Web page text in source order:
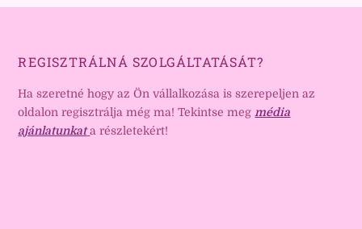
REGISZTRÁLNÁ SZOLGÁLTATÁSÁT?
Ha szeretné hogy az Ön vállalkozása is szerepeljen az
oldalon regisztrálja még ma! Tekintse meg média
ajánlatunkat a részletekért!